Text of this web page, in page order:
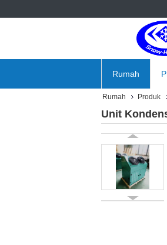
Rumah
Rumah Produk
Unit